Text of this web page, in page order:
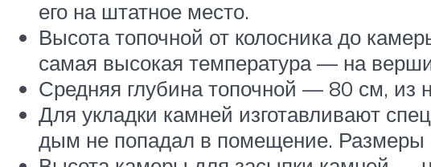
его на штатное место.
Высота топочной от колосника до
самая высокая температура — на
Средняя глубина топочной — 80 см, из
Для укладки камней изготавливают
дым не попадал в помещение. Размеры